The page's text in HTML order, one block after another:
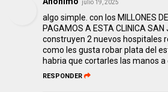
julio 19, 2025
algo simple. con los MILLONES
PAGAMOS A ESTA CLINICA
construyen 2 nuevos hospitales
como les gusta robar plata del
habria que cortarles las manos
RESPONDER